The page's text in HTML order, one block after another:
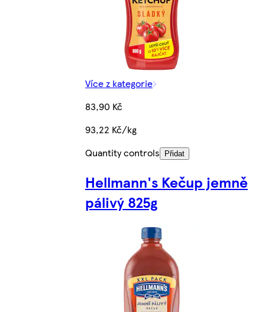
Více z kategorie
83,90 Kč
93,22 Kč/kg
Quantity controls
Přidat
Hellmann's Kečup jemně
pálivý 825g